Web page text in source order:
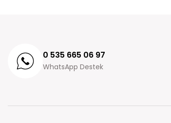
0 535 665 06 97
WhatsApp Destek